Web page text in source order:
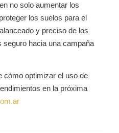
no solo aumentar los
los suelos para el
y preciso de los
hacia una campaña
cómo optimizar el uso de
en la próxima